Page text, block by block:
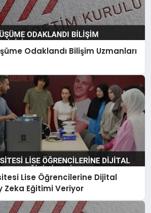
Odaklandı Bilişim Uzmanları
Lise Öğrencilerine Dijital
Zeka Eğitimi Veriyor